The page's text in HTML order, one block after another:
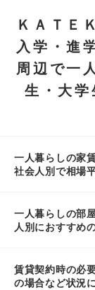
ＫＡＴＥ
入学・進
周辺で一
生・大
一人暮らしの家
社会人別で相場
一人暮らしの部
人別におすすめ
賃貸契約時の必
の場合など状況